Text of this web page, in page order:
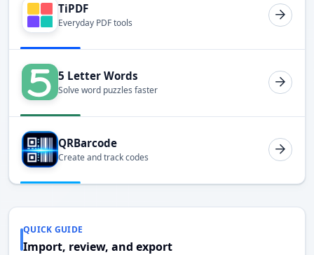
TiPDF
Everyday PDF tools
5 Letter Words
Solve word puzzles faster
QRBarcode
Create and track codes
QUICK GUIDE
Import, review, and export